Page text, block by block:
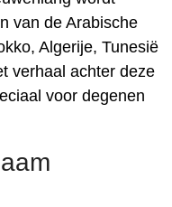
van de Arabische
Algerije, Tunesië
verhaal achter deze
voor degenen